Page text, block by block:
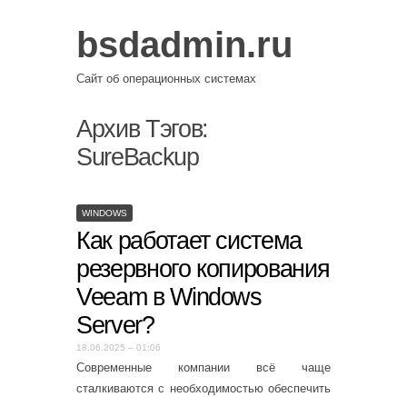
bsdadmin.ru
Сайт об операционных системах
Архив Тэгов:
SureBackup
WINDOWS
Как работает система
резервного копирования
Veeam в Windows
Server?
18.06.2025 – 01:06
Современные компании всё чаще
сталкиваются с необходимостью обеспечить